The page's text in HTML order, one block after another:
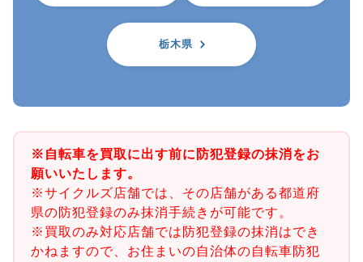
栃木県
※自転車を買取に出す前に防犯登録の抹消をお
願いいたします。
※サイクルズ店舗では、その店舗がある都道府
県の防犯登録のみ抹消手続きが可能です。
※買取のみ対応店舗では防犯登録の抹消はでき
かねますので、お住まいの自治体の自転車防犯